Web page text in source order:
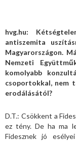
hvg.hu:
antiszemita
Magyarországon.
Nemzeti
komolyabb
csoportokkal, nem
erodálásától?
D.T.: Csökkent a
ez tény. De ha ma
Fidesznek jó